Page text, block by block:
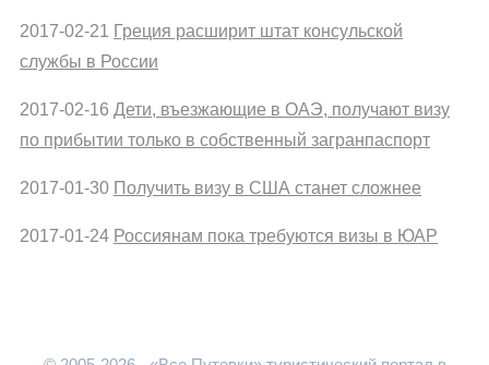
2017-02-21 Греция расширит штат консульской
службы в России
2017-02-16 Дети, въезжающие в ОАЭ, получают визу
по прибытии только в собственный загранпаспорт
2017-01-30 Получить визу в США станет сложнее
2017-01-24 Россиянам пока требуются визы в ЮАР